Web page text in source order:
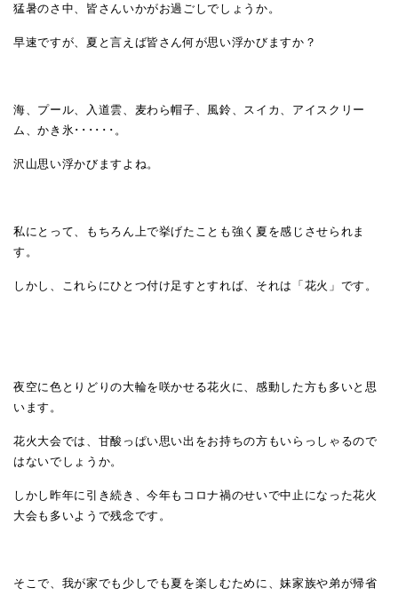
猛暑のさ中、皆さんいかがお過ごしでしょうか。
早速ですが、夏と言えば皆さん何が思い浮かびますか？
海、プール、入道雲、麦わら帽子、風鈴、スイカ、アイスクリー
ム、かき氷･･････。
沢山思い浮かびますよね。
私にとって、もちろん上で挙げたことも強く夏を感じさせられま
す。
しかし、これらにひとつ付け足すとすれば、それは 「花火」 です。
夜空に色とりどりの大輪を咲かせる花火に、感動した方も多いと思
います。
花火大会では、甘酸っぱい思い出をお持ちの方もいらっしゃるので
はないでしょうか。
しかし昨年に引き続き、今年もコロナ禍のせいで中止になった花火
大会も多いようで残念です。
そこで、我が家でも少しでも夏を楽しむために、妹家族や弟が帰省